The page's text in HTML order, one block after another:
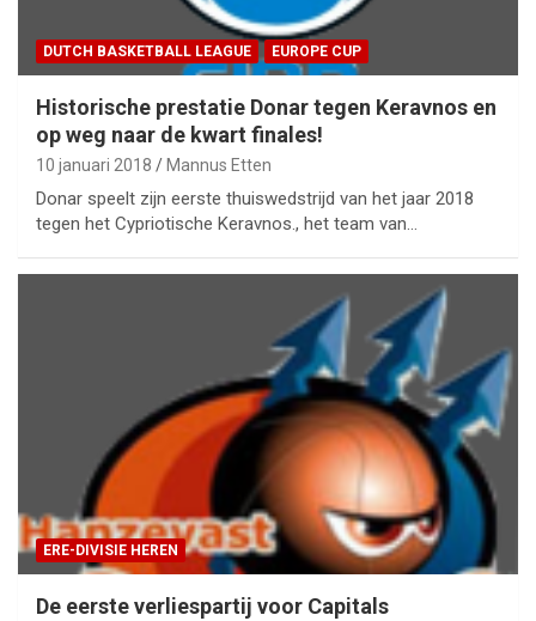
DUTCH BASKETBALL LEAGUE EUROPE CUP
Historische prestatie Donar tegen Keravnos en
op weg naar de kwart finales!
10 januari 2018 Mannus Etten
Donar speelt zijn eerste thuiswedstrijd van het jaar 2018
tegen het Cypriotische Keravnos., het team van…
ERE-DIVISIE HEREN
De eerste verliespartij voor Capitals